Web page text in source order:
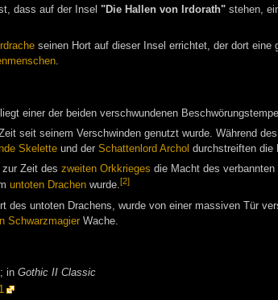
dass auf der Insel "Die Hallen von Irdorath"stehen,
seinen Hort auf dieser Insel errichtet, der dort eine
.
einer der beiden verschwundenen
seit seinem Verschwinden genutzt wurde. Während
Skeletteund der Schattenlord Archol durchstreiften die
zur Zeit des zweiten Orkkrieges die Macht des verbannten
untoten Drachenwurde.[2]
des untoten Drachens, wurde von einer massiven Tür
SchwarzmagierWache.
; inGothic II Classic